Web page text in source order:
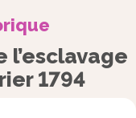
l’esclavage
1794